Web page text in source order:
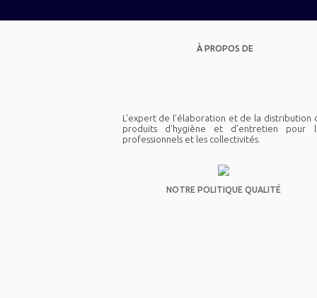
À PROPOS DE
L'expert de l'élaboration et de la distribution
produits d'hygiène et d'entretien pour
professionnels et les collectivités.
NOTRE POLITIQUE QUALITÉ